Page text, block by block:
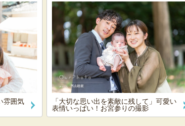
雰囲気
「大切な思い出を素敵に残して」可愛い
表情いっぱい！お宮参りの撮影